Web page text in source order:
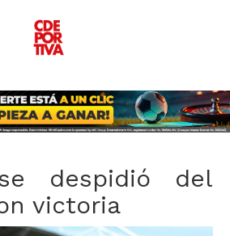
despidió del
victoria